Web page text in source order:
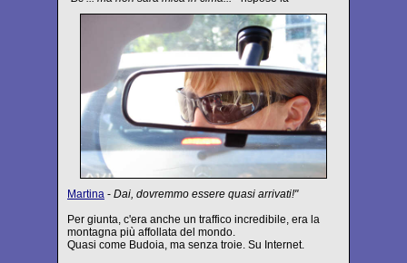
Martina - Dai, dovremmo essere quasi arrivati!"
Per giunta, c'era anche un traffico incredibile, era la
montagna più affollata del mondo.
Quasi come Budoia, ma senza troie. Su Internet.